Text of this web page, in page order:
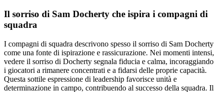
Il sorriso di Sam Docherty che ispira i compagni di
squadra
I compagni di squadra descrivono spesso il sorriso di Sam Docherty
come una fonte di ispirazione e rassicurazione. Nei momenti intensi,
vedere il sorriso di Docherty segnala fiducia e calma, incoraggiando
i giocatori a rimanere concentrati e a fidarsi delle proprie capacità.
Questa sottile espressione di leadership favorisce unità e
determinazione in campo, contribuendo al successo della squadra. Il